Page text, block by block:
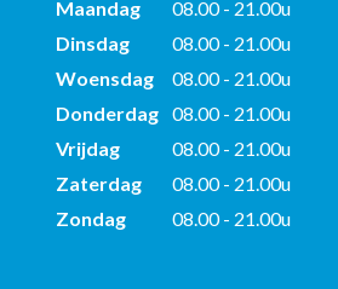
Maandag
08.00 - 21.00u
Dinsdag
08.00 - 21.00u
Woensdag
08.00 - 21.00u
Donderdag 08.00 - 21.00u
Vrijdag
08.00 - 21.00u
Zaterdag
08.00 - 21.00u
Zondag
08.00 - 21.00u